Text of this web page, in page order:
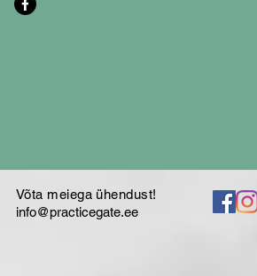
Võta meiega ühendust!
info@practicegate.ee